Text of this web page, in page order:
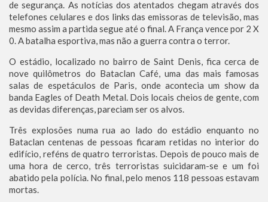
de segurança. As notícias dos atentados chegam através dos
telefones celulares e dos links das emissoras de televisão, mas
mesmo assim a partida segue até o final. A França vence por 2 X
0. A batalha esportiva, mas não a guerra contra o terror.
O estádio, localizado no bairro de Saint Denis, fica cerca de
nove quilômetros do Bataclan Café, uma das mais famosas
salas de espetáculos de Paris, onde acontecia um show da
banda Eagles of Death Metal. Dois locais cheios de gente, com
as devidas diferenças, pareciam ser os alvos.
Três explosões numa rua ao lado do estádio enquanto no
Bataclan centenas de pessoas ficaram retidas no interior do
edifício, reféns de quatro terroristas. Depois de pouco mais de
uma hora de cerco, três terroristas suicidaram-se e um foi
abatido pela polícia. No final, pelo menos 118 pessoas estavam
mortas.